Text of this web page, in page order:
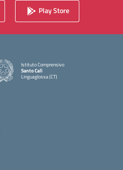
Play Store
Istituto Comprensivo
Santo Calì
Linguaglossa (CT)
— Visita la pagina iniziale della scuola